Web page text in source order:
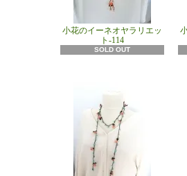
小花のイーネオヤラリエッ
ト-114
SOLD OUT